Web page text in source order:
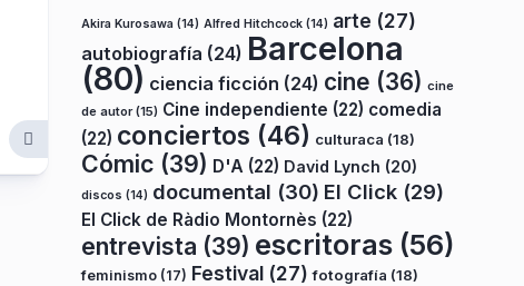
Akira Kurosawa (14) Alfred Hitchcock (14) arte (27)
autobiografía (24) Barcelona
(80) ciencia ficción (24) cine (36) cine
de autor(15) Cine independiente (22) comedia
(22) conciertos (46) culturaca (18)
Cómic (39) D'A (22) David Lynch (20)
discos (14) documental (30) El Click (29)
El Click de Ràdio Montornès (22)
entrevista (39) escritoras (56)
feminismo (17) Festival (27) fotografía (18)